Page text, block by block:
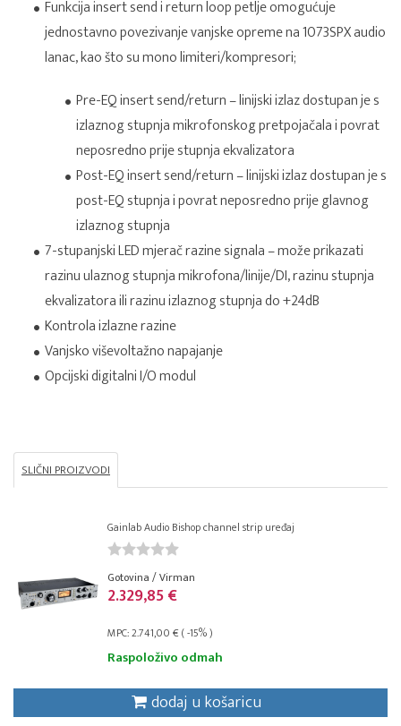
Funkcija insert send i return loop petlje omogućuje
jednostavno povezivanje vanjske opreme na 1073SPX audio
lanac, kao što su mono limiteri/kompresori;
Pre-EQ insert send/return – linijski izlaz dostupan je s
izlaznog stupnja mikrofonskog pretpojačala i povrat
neposredno prije stupnja ekvalizatora
Post-EQ insert send/return – linijski izlaz dostupan je s
post-EQ stupnja i povrat neposredno prije glavnog
izlaznog stupnja
7-stupanjski LED mjerač razine signala – može prikazati
razinu ulaznog stupnja mikrofona/linije/DI, razinu stupnja
ekvalizatora ili razinu izlaznog stupnja do +24dB
Kontrola izlazne razine
Vanjsko viševoltažno napajanje
Opcijski digitalni I/O modul
SLIČNI PROIZVODI
Gainlab Audio Bishop channel strip uređaj
Gotovina / Virman
2.329,85 €
MPC: 2.741,00 € ( -15% )
Raspoloživo odmah
dodaj u košaricu